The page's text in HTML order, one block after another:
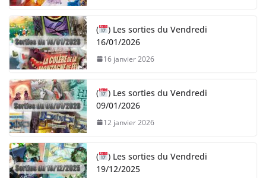
(
) Les sorties du Vendredi
16/01/2026
16 janvier 2026
(
) Les sorties du Vendredi
09/01/2026
12 janvier 2026
(
) Les sorties du Vendredi
19/12/2025